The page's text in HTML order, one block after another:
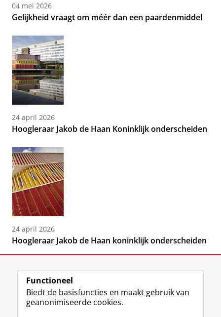
04 mei 2026
Gelijkheid vraagt om méér dan een paardenmiddel
24 april 2026
Hoogleraar Jakob de Haan Koninklijk onderscheiden
24 april 2026
Hoogleraar Jakob de Haan koninklijk onderscheiden
Functioneel
Biedt de basisfuncties en maakt gebruik van
geanonimiseerde cookies.